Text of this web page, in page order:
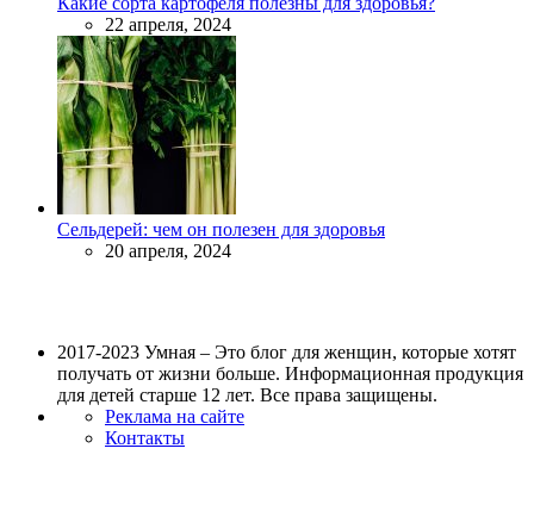
22 апреля, 2024
Сельдерей: чем он полезен для здоровья
20 апреля, 2024
2017-2023 Умная – Это блог для женщин, которые хотят
получать от жизни больше. Информационная продукция
для детей старше 12 лет. Все права защищены.
Реклама на сайте
Контакты